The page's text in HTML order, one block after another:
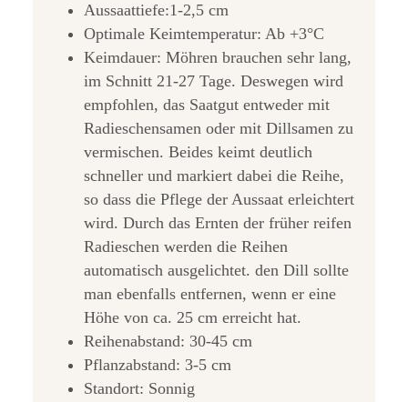
Aussaattiefe:1-2,5 cm
Optimale Keimtemperatur: Ab +3°C
Keimdauer: Möhren brauchen sehr lang,
im Schnitt 21-27 Tage. Deswegen wird
empfohlen, das Saatgut entweder mit
Radieschensamen oder mit Dillsamen zu
vermischen. Beides keimt deutlich
schneller und markiert dabei die Reihe,
so dass die Pflege der Aussaat erleichtert
wird. Durch das Ernten der früher reifen
Radieschen werden die Reihen
automatisch ausgelichtet. den Dill sollte
man ebenfalls entfernen, wenn er eine
Höhe von ca. 25 cm erreicht hat.
Reihenabstand: 30-45 cm
Pflanzabstand: 3-5 cm
Standort: Sonnig